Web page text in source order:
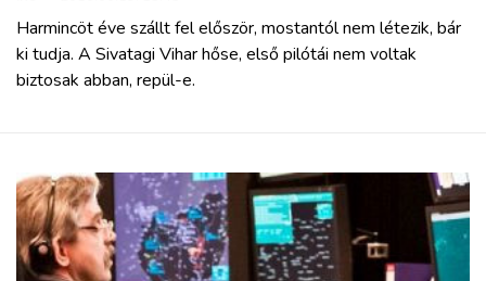
Harmincöt éve szállt fel először, mostantól nem létezik, bár
ki tudja. A Sivatagi Vihar hőse, első pilótái nem voltak
biztosak abban, repül-e.